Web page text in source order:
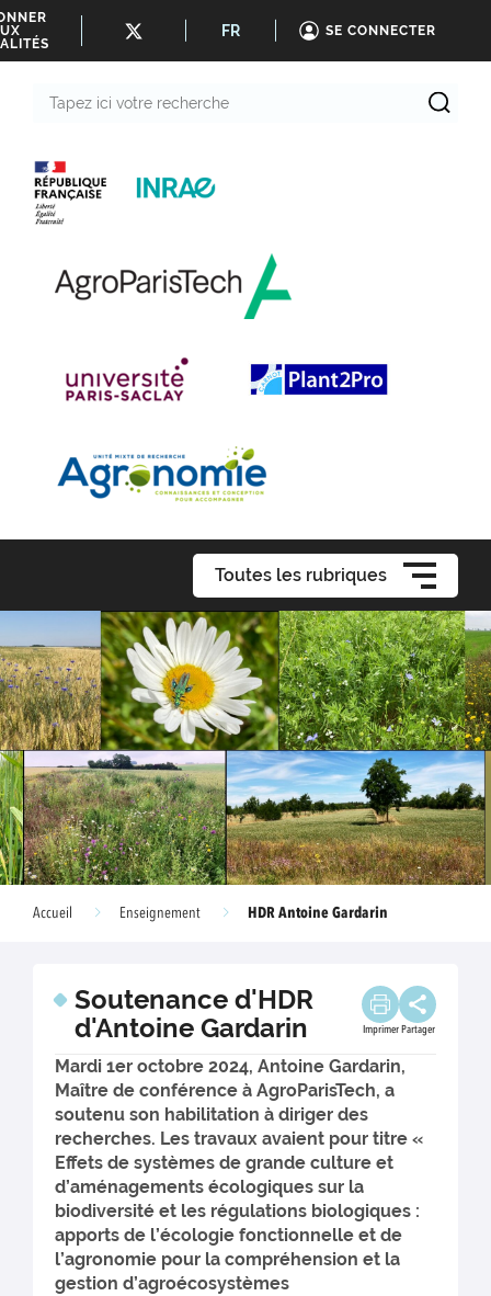
FR SE CONNECTER
Toutes les rubriques
Accueil Enseignement HDR Antoine Gardarin
Soutenance d'HDR
d'Antoine Gardarin
Imprimer Partager
Mardi 1er octobre 2024, Antoine Gardarin,
Maître de conférence à AgroParisTech, a
soutenu son habilitation à diriger des
recherches. Les travaux avaient pour titre «
Effets de systèmes de grande culture et
d’aménagements écologiques sur la
biodiversité et les régulations biologiques :
apports de l’écologie fonctionnelle et de
l’agronomie pour la compréhension et la
gestion d’agroécosystèmes